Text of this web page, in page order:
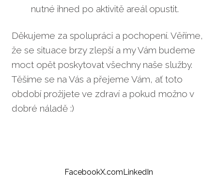
nutné ihned po aktivitě areál opustit.
Děkujeme za spolupráci a pochopení. Věříme,
že se situace brzy zlepší a my Vám budeme
moct opět poskytovat všechny naše služby.
Těšíme se na Vás a přejeme Vám, ať toto
období prožijete ve zdraví a pokud možno v
dobré náladě :)
FacebookX.comLinkedIn